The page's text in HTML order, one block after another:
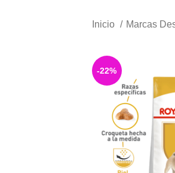
Inicio Marcas
-22%